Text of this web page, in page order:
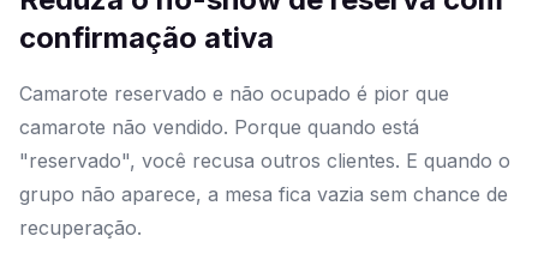
confirmação ativa
Camarote reservado e não ocupado é pior que
camarote não vendido. Porque quando está
"reservado", você recusa outros clientes. E quando o
grupo não aparece, a mesa fica vazia sem chance de
recuperação.